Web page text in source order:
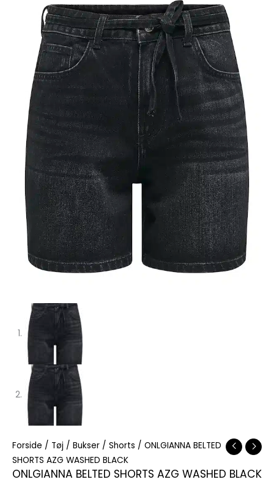
Forside / Tøj / Bukser / Shorts / ONLGIANNA BELTED
SHORTS AZG WASHED BLACK
ONLGIANNA BELTED SHORTS AZG WASHED BLACK